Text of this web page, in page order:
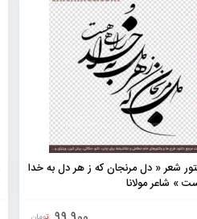
شعر « دل مرنجان که ز هر دل به خدا
» شاعر مولانا